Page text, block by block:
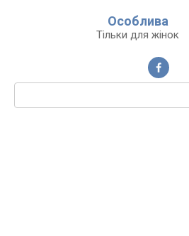
Особлива
Тільки для жінок
Пошук: